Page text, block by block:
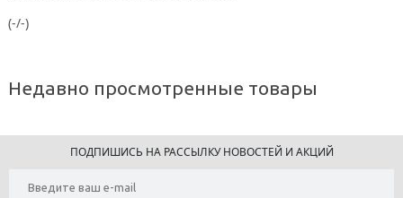
(-/-)
Недавно просмотренные товары
ПОДПИШИСЬ НА РАССЫЛКУ НОВОСТЕЙ И АКЦИЙ